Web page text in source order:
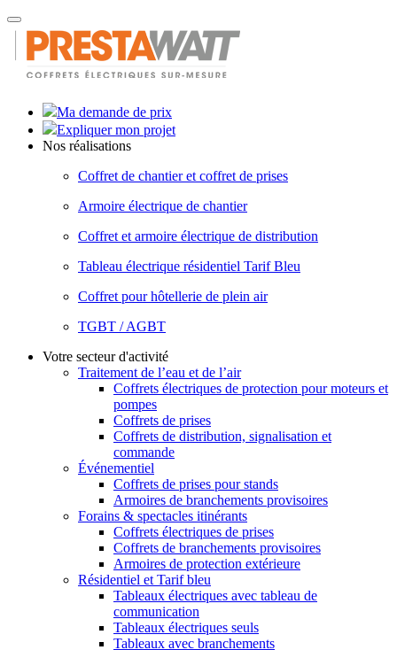
Toggle
navigation
Ma demande de prix
Expliquer mon projet
Nos réalisations
Coffret de chantier et coffret de prises
Armoire électrique de chantier
Coffret et armoire électrique de distribution
Tableau électrique résidentiel Tarif Bleu
Coffret pour hôtellerie de plein air
TGBT / AGBT
Votre secteur d'activité
Traitement de l’eau et de l’air
Coffrets électriques de protection pour moteurs et
pompes
Coffrets de prises
Coffrets de distribution, signalisation et
commande
Événementiel
Coffrets de prises pour stands
Armoires de branchements provisoires
Forains & spectacles itinérants
Coffrets électriques de prises
Coffrets de branchements provisoires
Armoires de protection extérieure
Résidentiel et Tarif bleu
Tableaux électriques avec tableau de
communication
Tableaux électriques seuls
Tableaux avec branchements